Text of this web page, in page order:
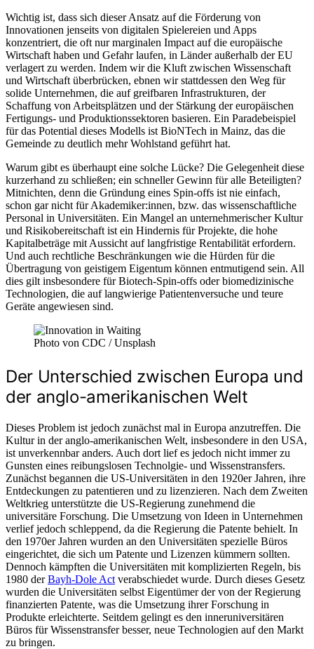
Wichtig ist, dass sich dieser Ansatz auf die Förderung von
Innovationen jenseits von digitalen Spielereien und Apps
konzentriert, die oft nur marginalen Impact auf die europäische
Wirtschaft haben und Gefahr laufen, in Länder außerhalb der EU
verlagert zu werden. Indem wir die Kluft zwischen Wissenschaft
und Wirtschaft überbrücken, ebnen wir stattdessen den Weg für
solide Unternehmen, die auf greifbaren Infrastrukturen, der
Schaffung von Arbeitsplätzen und der Stärkung der europäischen
Fertigungs- und Produktionssektoren basieren. Ein Paradebeispiel
für das Potential dieses Modells ist BioNTech in Mainz, das die
Gemeinde zu deutlich mehr Wohlstand geführt hat.
Warum gibt es überhaupt eine solche Lücke? Die Gelegenheit diese
kurzerhand zu schließen; ein schneller Gewinn für alle Beteiligten?
Mitnichten, denn die Gründung eines Spin-offs ist nie einfach,
schon gar nicht für Akademiker:innen, bzw. das wissenschaftliche
Personal in Universitäten. Ein Mangel an unternehmerischer Kultur
und Risikobereitschaft ist ein Hindernis für Projekte, die hohe
Kapitalbeträge mit Aussicht auf langfristige Rentabilität erfordern.
Und auch rechtliche Beschränkungen wie die Hürden für die
Übertragung von geistigem Eigentum können entmutigend sein. All
dies gilt insbesondere für Biotech-Spin-offs oder biomedizinische
Technologien, die auf langwierige Patientenversuche und teure
Geräte angewiesen sind.
Photo von CDC / Unsplash
Der Unterschied zwischen Europa und
der anglo-amerikanischen Welt
Dieses Problem ist jedoch zunächst mal in Europa anzutreffen. Die
Kultur in der anglo-amerikanischen Welt, insbesondere in den USA,
ist unverkennbar anders. Auch dort lief es jedoch nicht immer zu
Gunsten eines reibungslosen Technolgie- und Wissenstransfers.
Zunächst begannen die US-Universitäten in den 1920er Jahren, ihre
Entdeckungen zu patentieren und zu lizenzieren. Nach dem Zweiten
Weltkrieg unterstützte die US-Regierung zunehmend die
universitäre Forschung. Die Umsetzung von Ideen in Unternehmen
verlief jedoch schleppend, da die Regierung die Patente behielt. In
den 1970er Jahren wurden an den Universitäten spezielle Büros
eingerichtet, die sich um Patente und Lizenzen kümmern sollten.
Dennoch kämpften die Universitäten mit komplizierten Regeln, bis
1980 derBayh-Dole Act verabschiedet wurde. Durch dieses Gesetz
wurden die Universitäten selbst Eigentümer der von der Regierung
finanzierten Patente, was die Umsetzung ihrer Forschung in
Produkte erleichterte. Seitdem gelingt es den inneruniversitären
Büros für Wissenstransfer besser, neue Technologien auf den Markt
zu bringen.